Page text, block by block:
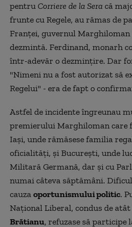
pentru Corriere de la Seracă
frunte cu Regele, au rămas de
Franţei, guvernul Marghiloman
dezmintă. Ferdinand, monarh
într-adevăr o dezminţire. Dar
"Nimeni nu a fost autorizat să
Regelui" - era de fapt o
Astfel de incidente îngreunau
premierului Marghiloman care
Iaşi, unde rămăsese familia
oficialităţi, şi Bucureşti, unde
Militară Germană, dar şi cu
numai câteva săptămâni.
cauzaoportunismului politic.
Naţional Liberal, condus de
Brătianu, refuzase să participe